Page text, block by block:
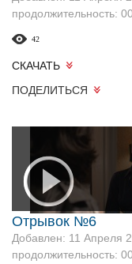
продолжительность:
42
СКАЧАТЬ
ПОДЕЛИТЬСЯ
Отрывок №6
Добавлен: 11 Апреля
продолжительность: